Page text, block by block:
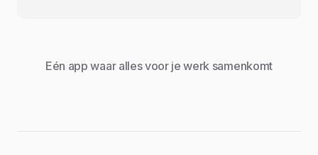
Eén app waar alles voor je werk samenkomt